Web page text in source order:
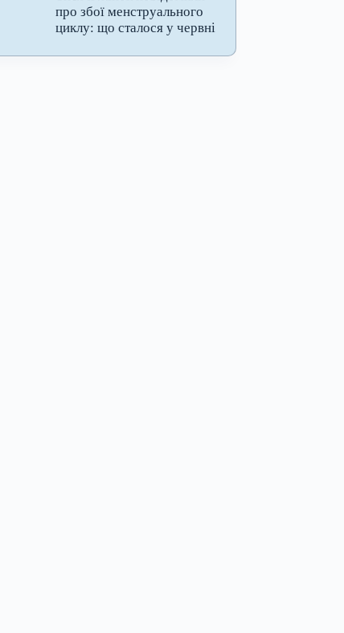
про збої менструального
циклу: що сталося у червні